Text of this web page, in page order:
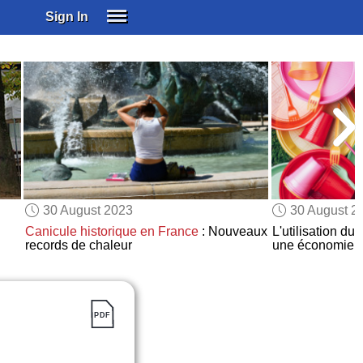
Sign In
SUBSCRIBE
EDUCATIONAL LICENSES
GIFT CARDS
OTHER LANGUAGES
ABOUT US
ALEXA
ADJUST COLORS
30 August 2023
Canicule historique en France: Nouveaux
records de chaleur
30 August
L'utilisation du
une économie